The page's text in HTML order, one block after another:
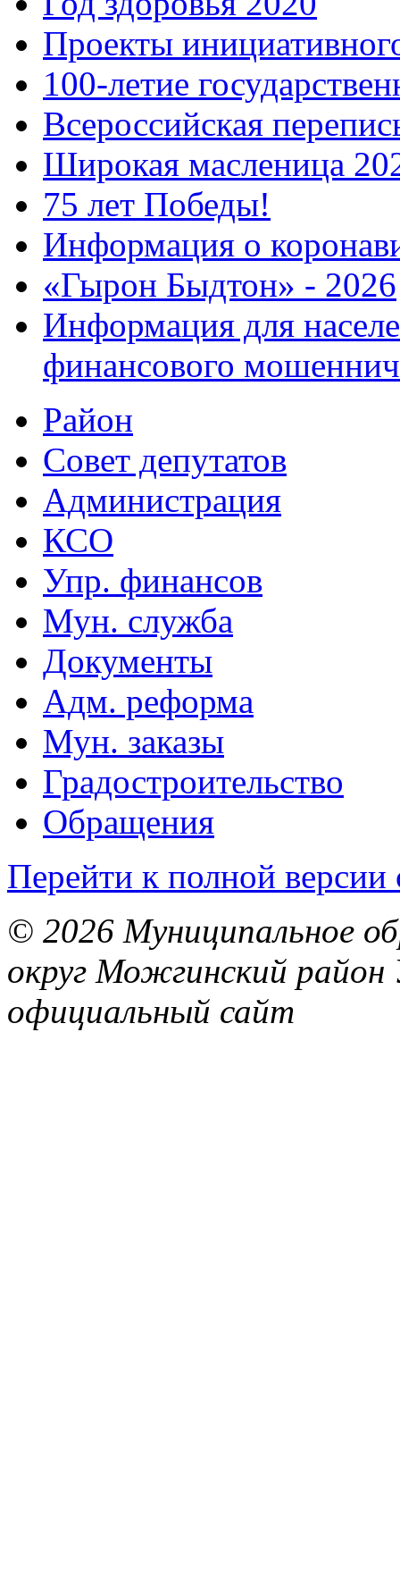
Проекты
100-летие
Всероссийская
Широкая масленица
75 лет Победы!
Информация о
«Гырон Быдтон» - 2026
Информация для
финансового
Район
Совет депутатов
Администрация
КСО
Упр. финансов
Мун. служба
Документы
Адм. реформа
Мун. заказы
Градостроительство
Обращения
Перейти к полной версии
© 2026 Муниципальное
округ Можгинский район
официальный сайт